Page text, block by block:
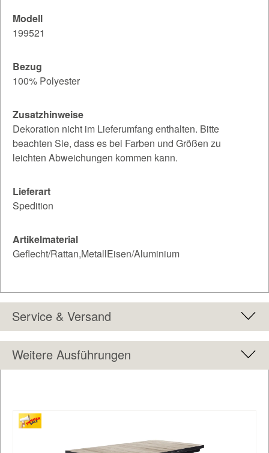
Modell
199521
Bezug
100% Polyester
Zusatzhinweise
Dekoration nicht im Lieferumfang enthalten. Bitte
beachten Sie, dass es bei Farben und Größen zu
leichten Abweichungen kommen kann.
Lieferart
Spedition
Artikelmaterial
Geflecht/Rattan,MetallEisen/Aluminium
Service & Versand
Weitere Ausführungen